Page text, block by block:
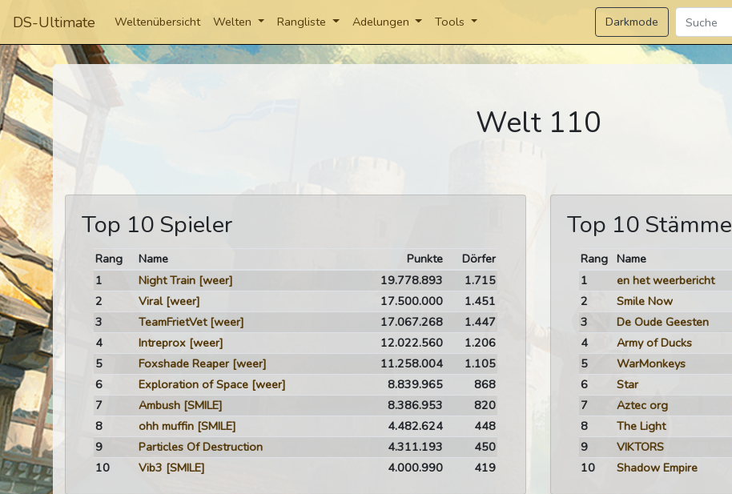
DS-Ultimate Weltenübersicht Welten Rangliste Adelungen Tools Darkmode
Welt 110
Top 10 Spieler
Rang Name Punkte
Dörfer
1
Night Train [weer] 19.778.893
1.715
2
Viral [weer] 17.500.000
1.451
3
TeamFrietVet [weer] 17.067.268
1.447
4
Intreprox [weer] 12.022.560
1.206
5
Foxshade Reaper [weer] 11.258.004
1.105
6
Exploration of Space [weer] 8.839.965
868
7
Ambush [SMILE] 8.386.953
820
8
ohh muffin [SMILE] 4.482.624
448
9
Particles Of Destruction 4.311.193
450
10
Vib3 [SMILE] 4.000.990 419
Top 10 Stämme
Rang Name
1
en het weerbericht
2
Smile Now
3
De Oude Geesten
4
Army of Ducks
5
WarMonkeys
6
Star
7
Aztec org
8
The Light
9
VIKTORS
10
Shadow Empire